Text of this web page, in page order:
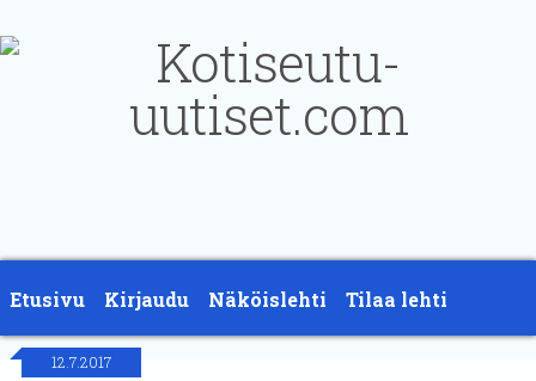
Etusivu Kirjaudu Näköislehti Tilaa lehti
12.7.2017